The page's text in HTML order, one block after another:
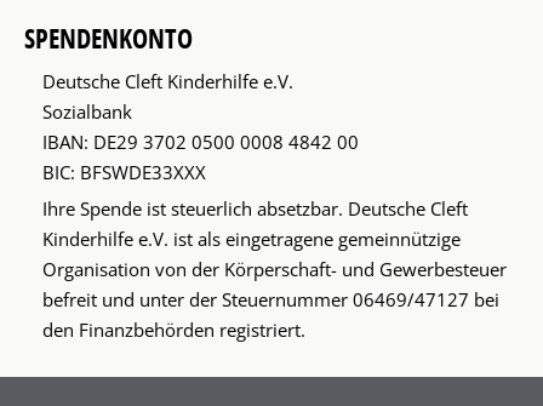
SPENDENKONTO
Deutsche Cleft Kinderhilfe e.V.
Sozialbank
IBAN: DE29 3702 0500 0008 4842 00
BIC: BFSWDE33XXX
Ihre Spende ist steuerlich absetzbar. Deutsche Cleft
Kinderhilfe e.V. ist als eingetragene gemeinnützige
Organisation von der Körperschaft- und Gewerbesteuer
befreit und unter der Steuernummer 06469/47127 bei
den Finanzbehörden registriert.